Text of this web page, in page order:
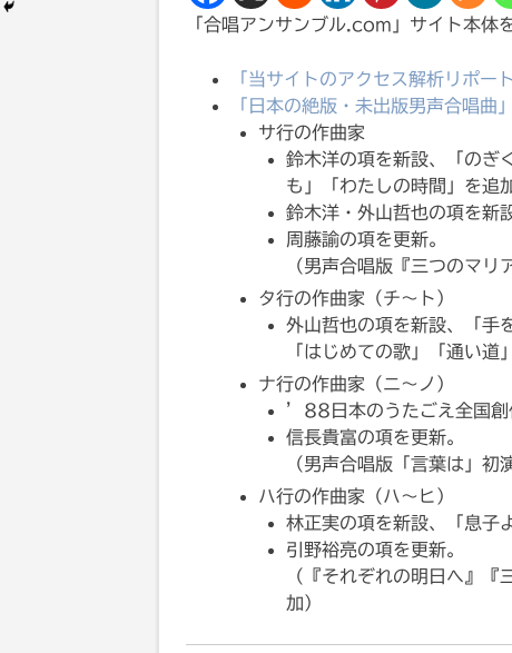
「合唱アンサンブル.com」サイト本体
「当サイトのアクセス解析リポート
「日本の絶版・未出版男声合唱曲」
サ行の作曲家
鈴木洋の項を新設、「のぎ
も」「わたしの時間」を追
鈴木洋・外山哲也の項を新
周藤諭の項を更新。
（男声合唱版『三つのマリ
タ行の作曲家（チ〜ト）
外山哲也の項を新設、「手
「はじめての歌」「通い道
ナ行の作曲家（ニ〜ノ）
’88日本のうたごえ全国創
信長貴富の項を更新。
（男声合唱版「言葉は」初
ハ行の作曲家（ハ〜ヒ）
林正実の項を新設、「息子
引野裕亮の項を更新。
（『それぞれの明日へ』
加）